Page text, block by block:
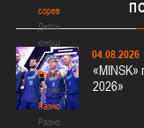
соревнования
Детско-
юношеские
соревнования
Еврокубки
Еврокубки
Разное
Разное
04.08.2026
«MINSK»
2026»